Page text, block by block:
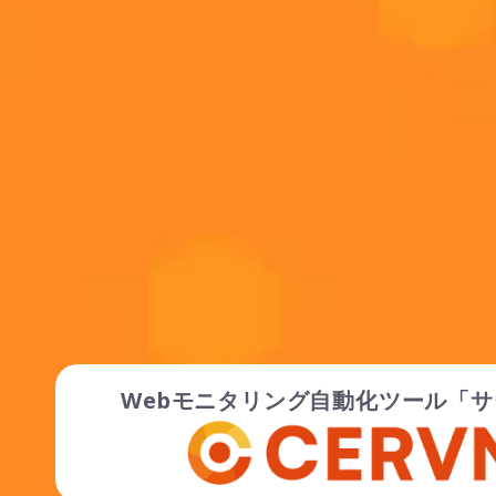
Webモニタリング自動化ツール 「